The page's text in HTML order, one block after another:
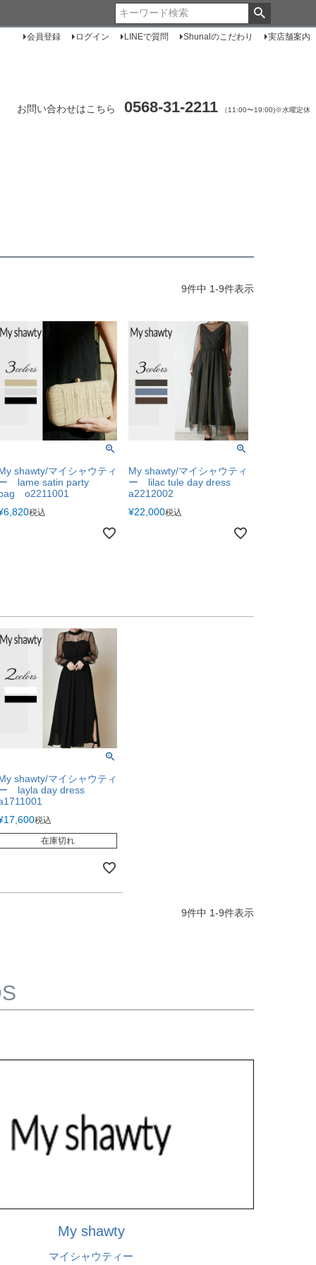
会員登録 ログイン LINEで質問 Shunalのこだわり 実店舗案内
お問い合わせはこちら 0568-31-2211 （11:00〜19:00)※水曜定休
9件中 1-9件表示
shawty/マイシャウティ
lame satin party
o2211001
6,820税込
My shawty/マイシャウティ
ー lilac tule day dress
a2212002
¥22,000税込
shawty/マイシャウティ
layla day dress
17,600税込
在庫切れ
9件中 1-9件表示
My shawty
マイシャウティー